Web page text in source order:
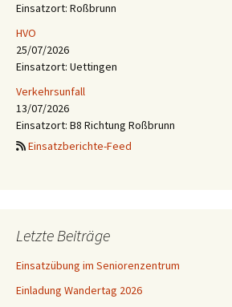
Einsatzort: Roßbrunn
HVO
25/07/2026
Einsatzort: Uettingen
Verkehrsunfall
13/07/2026
Einsatzort: B8 Richtung Roßbrunn
Einsatzberichte-Feed
Letzte Beiträge
Einsatzübung im Seniorenzentrum
Einladung Wandertag 2026